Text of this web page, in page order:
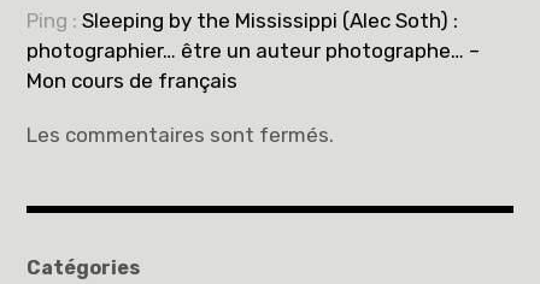
Ping :Sleeping by the Mississippi (Alec Soth) :
photographier… être un auteur photographe… –
Mon cours de français
Les commentaires sont fermés.
Catégories